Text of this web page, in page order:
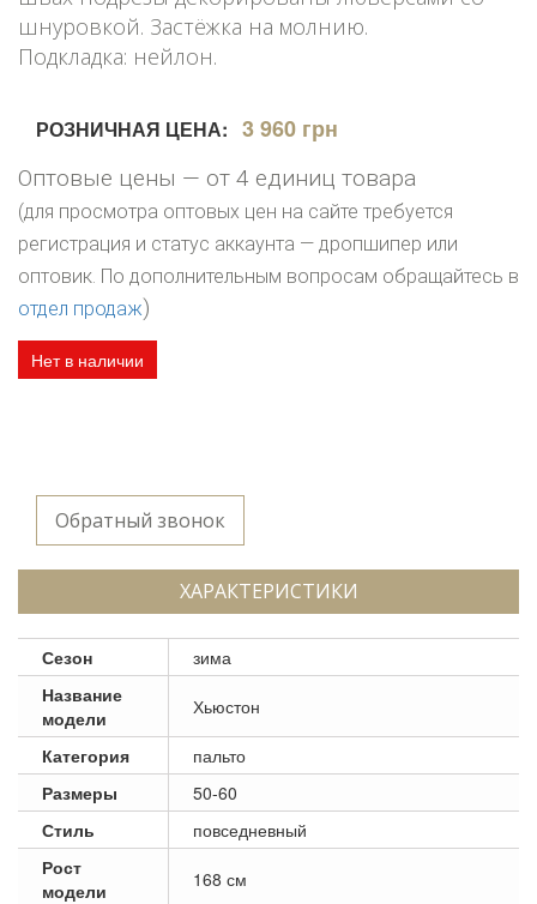
шнуровкой. Застёжка на молнию.
Подкладка: нейлон.
РОЗНИЧНАЯ ЦЕНА: 3 960 грн
Оптовые цены — от 4 единиц товара
(для просмотра оптовых цен на сайте требуется
регистрация и статус аккаунта — дропшипер или
оптовик. По дополнительным вопросам обращайтесь в
отдел продаж)
Нет в наличии
Обратный звонок
ХАРАКТЕРИСТИКИ
Сезон
зима
Название
модели
Хьюстон
Категория
пальто
Размеры
50-60
Стиль
повседневный
Рост
модели
168 см